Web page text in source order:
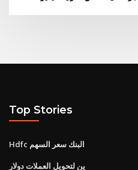
Top Stories
Hdfc البنك سعر السهم
ين لتحويل العملات دولار